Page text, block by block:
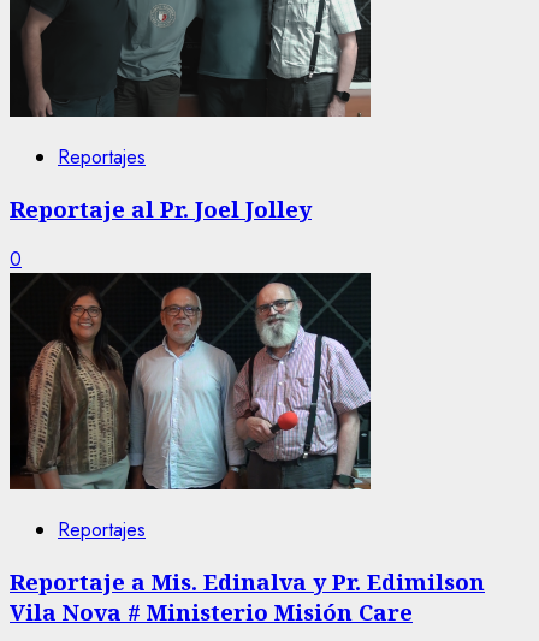
Reportajes
Reportaje al Pr. Joel Jolley
0
Reportajes
Reportaje a Mis. Edinalva y Pr. Edimilson
Vila Nova # Ministerio Misión Care